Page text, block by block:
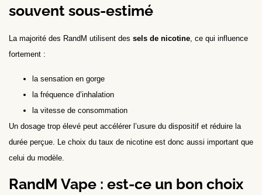
souvent sous-estimé
La majorité des RandM utilisent des sels de nicotine, ce qui influence
fortement :
la sensation en gorge
la fréquence d’inhalation
la vitesse de consommation
Un dosage trop élevé peut accélérer l’usure du dispositif et réduire la
durée perçue. Le choix du taux de nicotine est donc aussi important que
celui du modèle.
RandM Vape : est-ce un bon choix